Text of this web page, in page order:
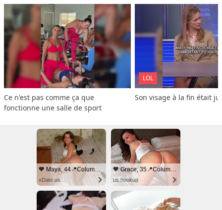
Ce n'est pas comme ça que
fonctionne une salle de sport
LOL
Son visage à la fin était